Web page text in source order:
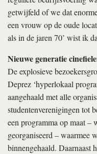
getwijfeld of we dat
een vrouw op de oude
als in de jaren 70’ wist ik
Nieuwe generatie
De explosieve
Deprez ‘hyperlokaal
aangehaald met alle
studentenverenigingen tot
een programma op maat –
georganiseerd – waarmee
binnengehaald. Daarnaast